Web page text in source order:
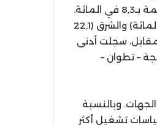
أما من حيث المعدلات، فقد سُجلت أعلى نسب البطالة في جهات الجنوب (22,8 في المائة) والشرق (22,1
سجلت أدنى
(8,4 في المائة)، وطنجة – تطوان –
وبالنسبة
تشغيل أكثر